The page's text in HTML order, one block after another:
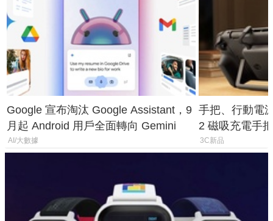
Google 宣布淘汰 Google Assistant，9
月起 Android 用戶全面轉向 Gemini
AI/大數據
手把、行動電
2 磁吸充電手
倍
3C新品